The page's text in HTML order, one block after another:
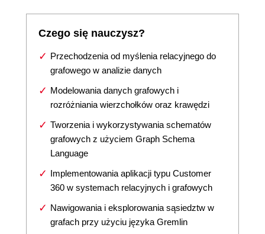
Czego się nauczysz?
Przechodzenia od myślenia relacyjnego do
grafowego w analizie danych
Modelowania danych grafowych i
rozróżniania wierzchołków oraz krawędzi
Tworzenia i wykorzystywania schematów
grafowych z użyciem Graph Schema
Language
Implementowania aplikacji typu Customer
360 w systemach relacyjnych i grafowych
Nawigowania i eksplorowania sąsiedztw w
grafach przy użyciu języka Gremlin